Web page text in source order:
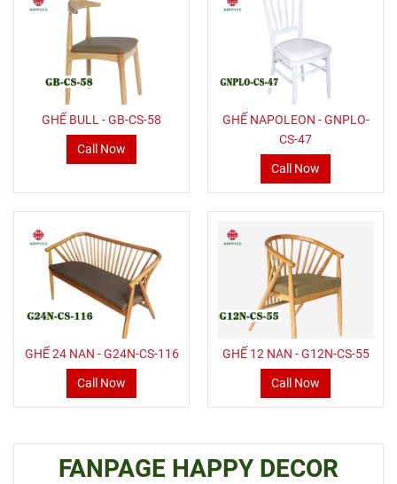
GHẾ BULL - GB-CS-58
Call Now
GHẾ NAPOLEON - GNPLO-
CS-47
Call Now
GHẾ 24 NAN - G24N-CS-116
Call Now
GHẾ 12 NAN - G12N-CS-55
Call Now
FANPAGE HAPPY DECOR